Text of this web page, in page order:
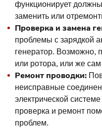
функционирует
заменить или
Проверка и замена
проблемы с зарядкой
генератор. Возможно,
или ротора, или же сам
Ремонт проводки:
неисправные
электрической
проверка и ремонт
проблем.